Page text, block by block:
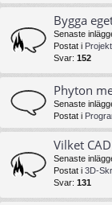
Bygga
Senaste
Postat i Projekt
Svar: 152
Phyton
Senaste
Postat i
Vilket
Senaste
Postat i 3D-
Svar: 131